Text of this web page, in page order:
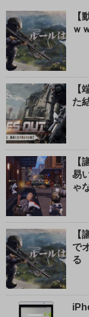
【
ｗ
【
た
【
易
ゃ
【
で
る